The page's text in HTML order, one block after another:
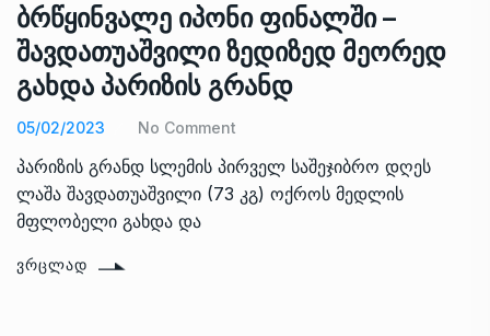
ბრწყინვალე იპონი ფინალში –
შავდათუაშვილი ზედიზედ მეორედ
გახდა პარიზის გრანდ
05/02/2023 No Comment
პარიზის გრანდ სლემის პირველ საშეჯიბრო დღეს
ლაშა შავდათუაშვილი (73 კგ) ოქროს მედლის
მფლობელი გახდა და
ᲕᲠᲪᲚᲐᲓ